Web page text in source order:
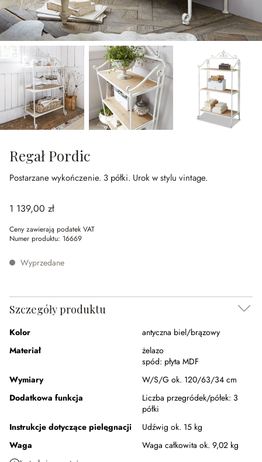
Regał Pordic
Postarzane wykończenie. 3 półki. Urok w stylu vintage.
1 139,00 zł
Ceny zawierają podatek VAT
Numer produktu: 16669
Wyprzedane
Szczegóły produktu
Kolor
antyczna biel/brązowy
Materiał
żelazo
spód: płyta MDF
Wymiary
W/S/G ok. 120/63/34 cm
Dodatkowa funkcja
Liczba przegródek/półek: 3
półki
Instrukcje dotyczące pielęgnacji
Udźwig ok. 15 kg
Waga
Waga całkowita ok. 9,02 kg